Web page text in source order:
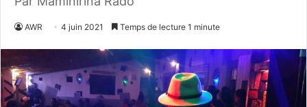
AWR 4 juin 2021 Temps de lecture 1 minute